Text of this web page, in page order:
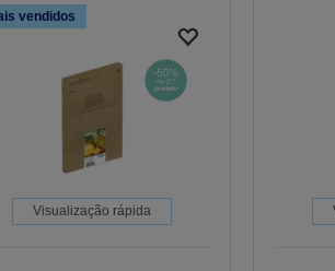
vendidos
Visualização rápida